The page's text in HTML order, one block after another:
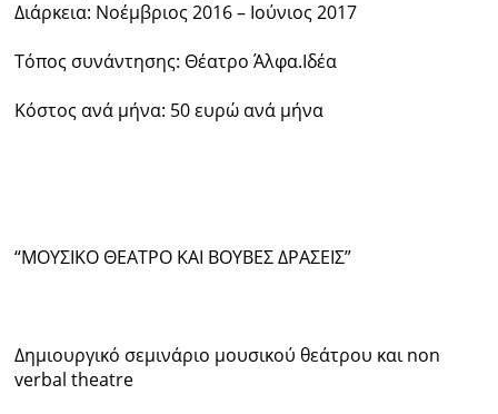
Διάρκεια: Νοέμβριος 2016 – Ιούνιος 2017
Τόπος συνάντησης: Θέατρο Άλφα.Ιδέα
Κόστος ανά μήνα: 50 ευρώ ανά μήνα
“ΜΟΥΣΙΚΟ ΘΕΑΤΡΟ ΚΑΙ ΒΟΥΒΕΣ ΔΡΑΣΕΙΣ”
Δημιουργικό σεμινάριο μουσικού θεάτρου και non
verbal theatre